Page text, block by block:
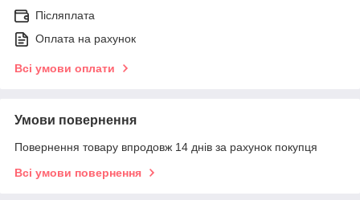
Післяплата
Оплата на рахунок
Всі умови оплати
Умови повернення
Повернення товару впродовж 14 днів за рахунок покупця
Всі умови повернення